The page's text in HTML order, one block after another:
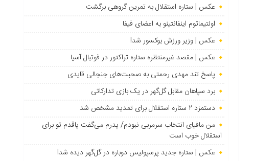
عکس | ستاره استقلال به تمرین گروهی برگشت
اولتیماتوم اینفانتینو به اعضای فیفا
عکس | وزیر ورزش بوکسور شد!
عکس | مقصد غیرمنتظره ستاره تراکتور در فوتبال آسیا
پاسخ تند مهدی رحمتی به صحبت‌های جنجالی قایدی
برد سپاهان مقابل گل‌گهر در یک بازی تدارکاتی
دستمزد ۲ ستاره استقلال برای تمدید مشخص شد
من مافیای انتخاب سرمربی نبودم/ پدرم می‌گفت پاقدم تو برای
استقلال خوب است
عکس | ستاره جدید پرسپولیس دوباره در گل‌گهر دیده شد!